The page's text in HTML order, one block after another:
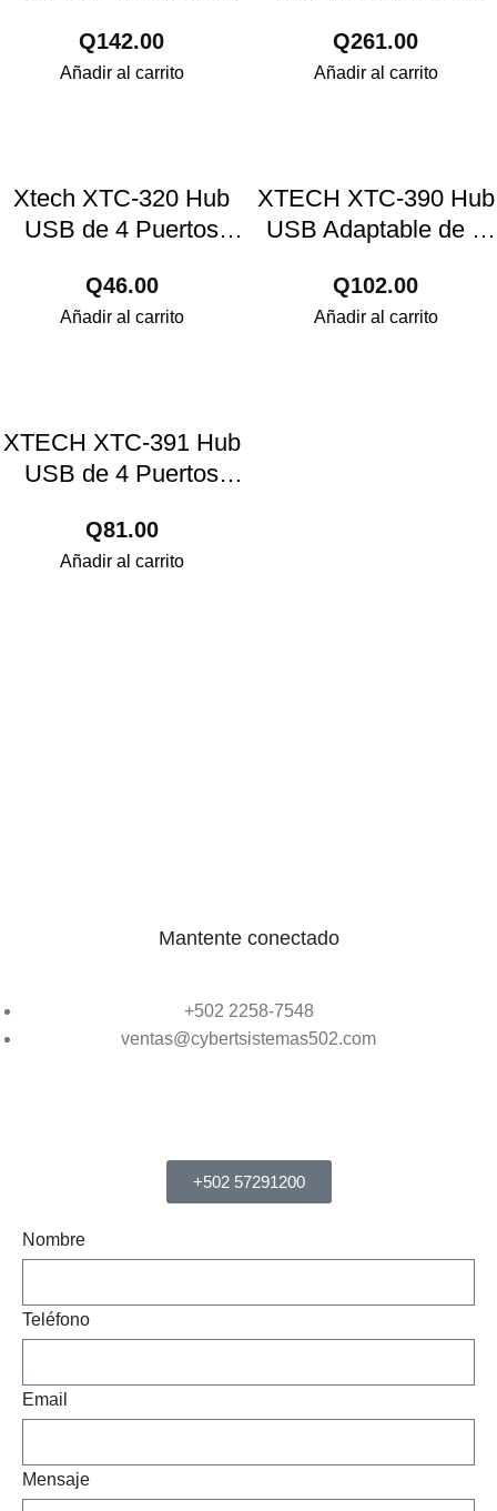
Salidas y 2 Puertos
USB – MM105NXT37
Q142.00
Añadir al carrito
NW005TPL21
Q261.00
Añadir al carrito
Xtech XTC-320 Hub
USB de 4 Puertos
Q46.00
Añadir al carrito
XTECH XTC-390 Hub
USB Adaptable de 4
AB005XTK09
Q102.00
Añadir al carrito
XTECH XTC-391 Hub
USB de 4 Puertos
AB005XTK13
Q81.00
Añadir al carrito
Mantente conectado
+502 2258-7548
ventas@cybertsistemas502.com
+502 57291200
Nombre
Teléfono
Email
Mensaje